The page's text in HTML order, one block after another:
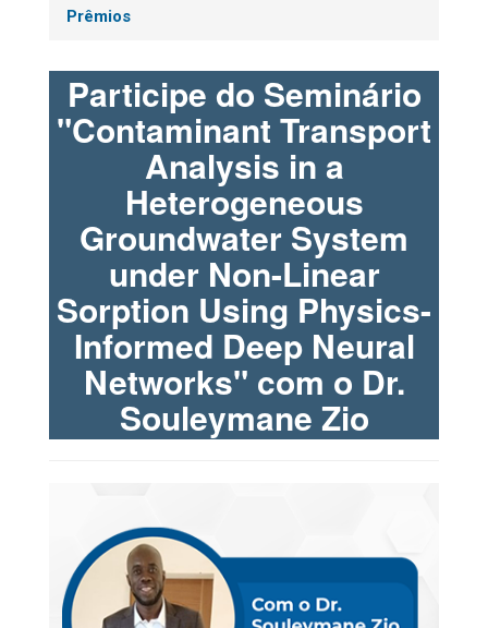
Prêmios
Participe do Seminário
"Contaminant Transport
Analysis in a
Heterogeneous
Groundwater System
under Non-Linear
Sorption Using Physics-
Informed Deep Neural
Networks" com o Dr.
Souleymane Zio